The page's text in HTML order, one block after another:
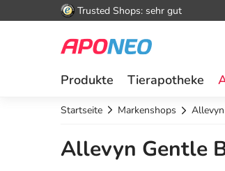
Trusted Shops: sehr gut
Produkte Tierapotheke
Startseite Markenshops Allevyn
Allevyn Gentle